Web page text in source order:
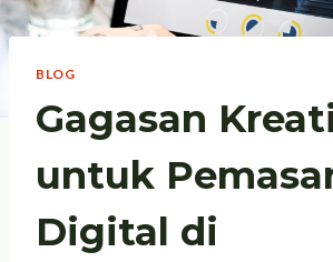
BLOG
Gagasan
untuk
Digital di